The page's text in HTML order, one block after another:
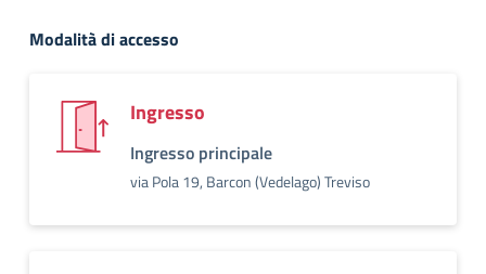
Modalità di accesso
Ingresso
Ingresso principale
via Pola 19, Barcon (Vedelago) Treviso